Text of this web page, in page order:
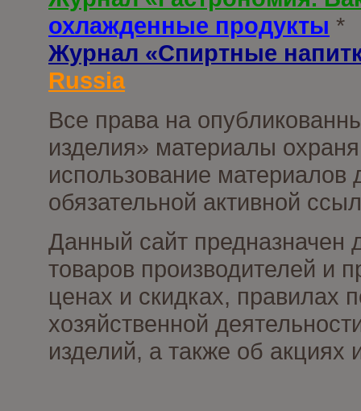
охлажденные продукты *
Журнал «Спиртные
Russia
Все права на
изделия» материалы
использование материалов
обязательной активной
Данный сайт предназначен
товаров производителей и
ценах и скидках, правилах
хозяйственной
изделий, а также об